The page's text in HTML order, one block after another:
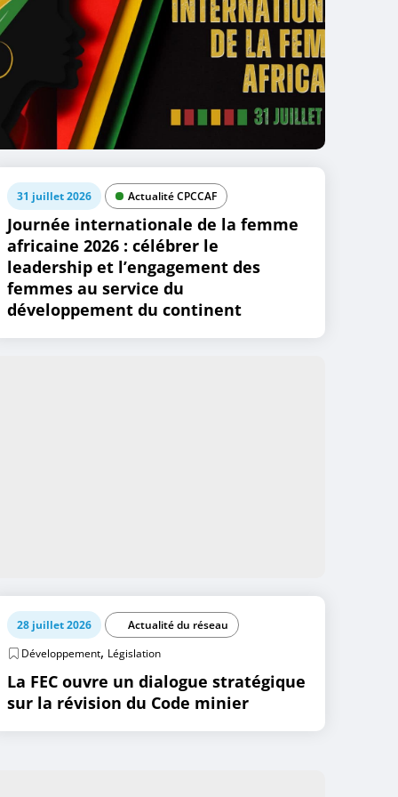
31 juillet 2026 Actualité CPCCAF
Journée internationale de la femme
africaine 2026 : célébrer le
leadership et l’engagement des
femmes au service du
développement du continent
28 juillet 2026
Actualité du réseau
Développement, Législation
La FEC ouvre un dialogue stratégique
sur la révision du Code minier